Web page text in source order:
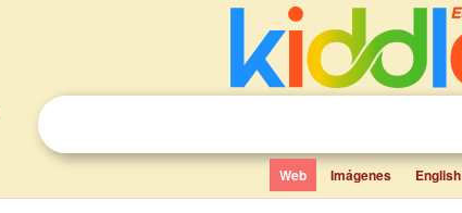
Web Imágenes English